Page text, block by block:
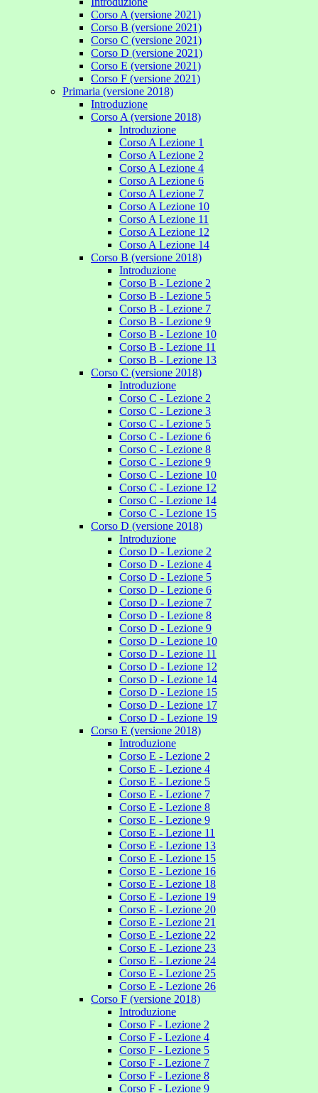
Corso A (versione 2021)
Corso B (versione 2021)
Corso C (versione 2021)
Corso D (versione 2021)
Corso E (versione 2021)
Corso F (versione 2021)
Primaria (versione 2018)
Introduzione
Corso A (versione 2018)
Introduzione
Corso A Lezione 1
Corso A Lezione 2
Corso A Lezione 4
Corso A Lezione 6
Corso A Lezione 7
Corso A Lezione 10
Corso A Lezione 11
Corso A Lezione 12
Corso A Lezione 14
Corso B (versione 2018)
Introduzione
Corso B - Lezione 2
Corso B - Lezione 5
Corso B - Lezione 7
Corso B - Lezione 9
Corso B - Lezione 10
Corso B - Lezione 11
Corso B - Lezione 13
Corso C (versione 2018)
Introduzione
Corso C - Lezione 2
Corso C - Lezione 3
Corso C - Lezione 5
Corso C - Lezione 6
Corso C - Lezione 8
Corso C - Lezione 9
Corso C - Lezione 10
Corso C - Lezione 12
Corso C - Lezione 14
Corso C - Lezione 15
Corso D (versione 2018)
Introduzione
Corso D - Lezione 2
Corso D - Lezione 4
Corso D - Lezione 5
Corso D - Lezione 6
Corso D - Lezione 7
Corso D - Lezione 8
Corso D - Lezione 9
Corso D - Lezione 10
Corso D - Lezione 11
Corso D - Lezione 12
Corso D - Lezione 14
Corso D - Lezione 15
Corso D - Lezione 17
Corso D - Lezione 19
Corso E (versione 2018)
Introduzione
Corso E - Lezione 2
Corso E - Lezione 4
Corso E - Lezione 5
Corso E - Lezione 7
Corso E - Lezione 8
Corso E - Lezione 9
Corso E - Lezione 11
Corso E - Lezione 13
Corso E - Lezione 15
Corso E - Lezione 16
Corso E - Lezione 18
Corso E - Lezione 19
Corso E - Lezione 20
Corso E - Lezione 21
Corso E - Lezione 22
Corso E - Lezione 23
Corso E - Lezione 24
Corso E - Lezione 25
Corso E - Lezione 26
Corso F (versione 2018)
Introduzione
Corso F - Lezione 2
Corso F - Lezione 4
Corso F - Lezione 5
Corso F - Lezione 7
Corso F - Lezione 8
Corso F - Lezione 9